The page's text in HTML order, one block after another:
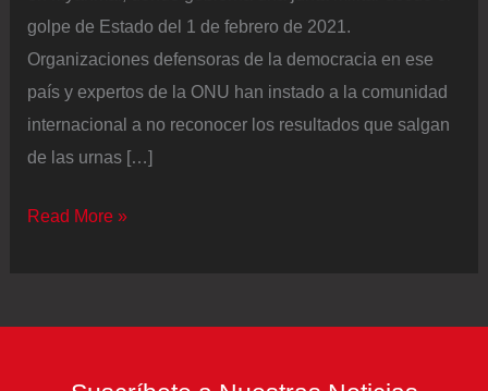
golpe de Estado del 1 de febrero de 2021.
Organizaciones defensoras de la democracia en ese
país y expertos de la ONU han instado a la comunidad
internacional a no reconocer los resultados que salgan
de las urnas […]
La
Read More »